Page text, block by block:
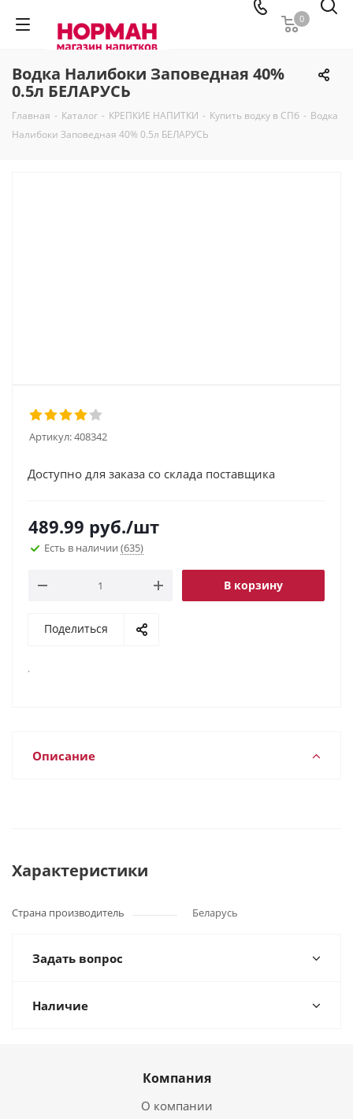
0
Водка Налибоки Заповедная 40%
0.5л БЕЛАРУСЬ
Главная - Каталог - КРЕПКИЕ НАПИТКИ - Купить водку в СПб - Водка
Налибоки Заповедная 40% 0.5л БЕЛАРУСЬ
Артикул:408342
Доступно для заказа со склада поставщика
489.99 руб./шт
Есть в наличии (635)
В корзину
Поделиться
.
Описание
Характеристики
Страна производитель Беларусь
Задать вопрос
Наличие
Компания
О компании